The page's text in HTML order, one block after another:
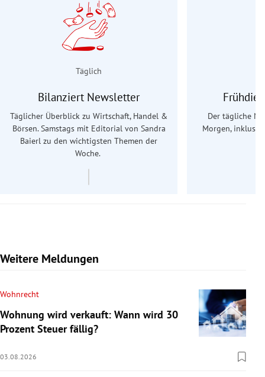
Täglich
Bilanziert Newsletter
Täglicher Überblick zu Wirtschaft, Handel &
Börsen. Samstags mit Editorial von Sandra
Baierl zu den wichtigsten Themen der
Woche.
Der tägliche
Morgen,
Weitere Meldungen
Wohnrecht
Wohnung wird verkauft: Wann wird 30
Prozent Steuer fällig?
03.08.2026